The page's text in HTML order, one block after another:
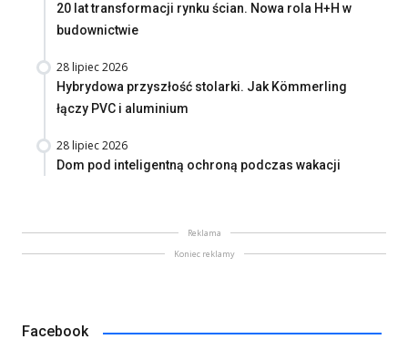
20 lat transformacji rynku ścian. Nowa rola H+H w
budownictwie
28 lipiec 2026
Hybrydowa przyszłość stolarki. Jak Kömmerling
łączy PVC i aluminium
28 lipiec 2026
Dom pod inteligentną ochroną podczas wakacji
Reklama
Koniec reklamy
Facebook